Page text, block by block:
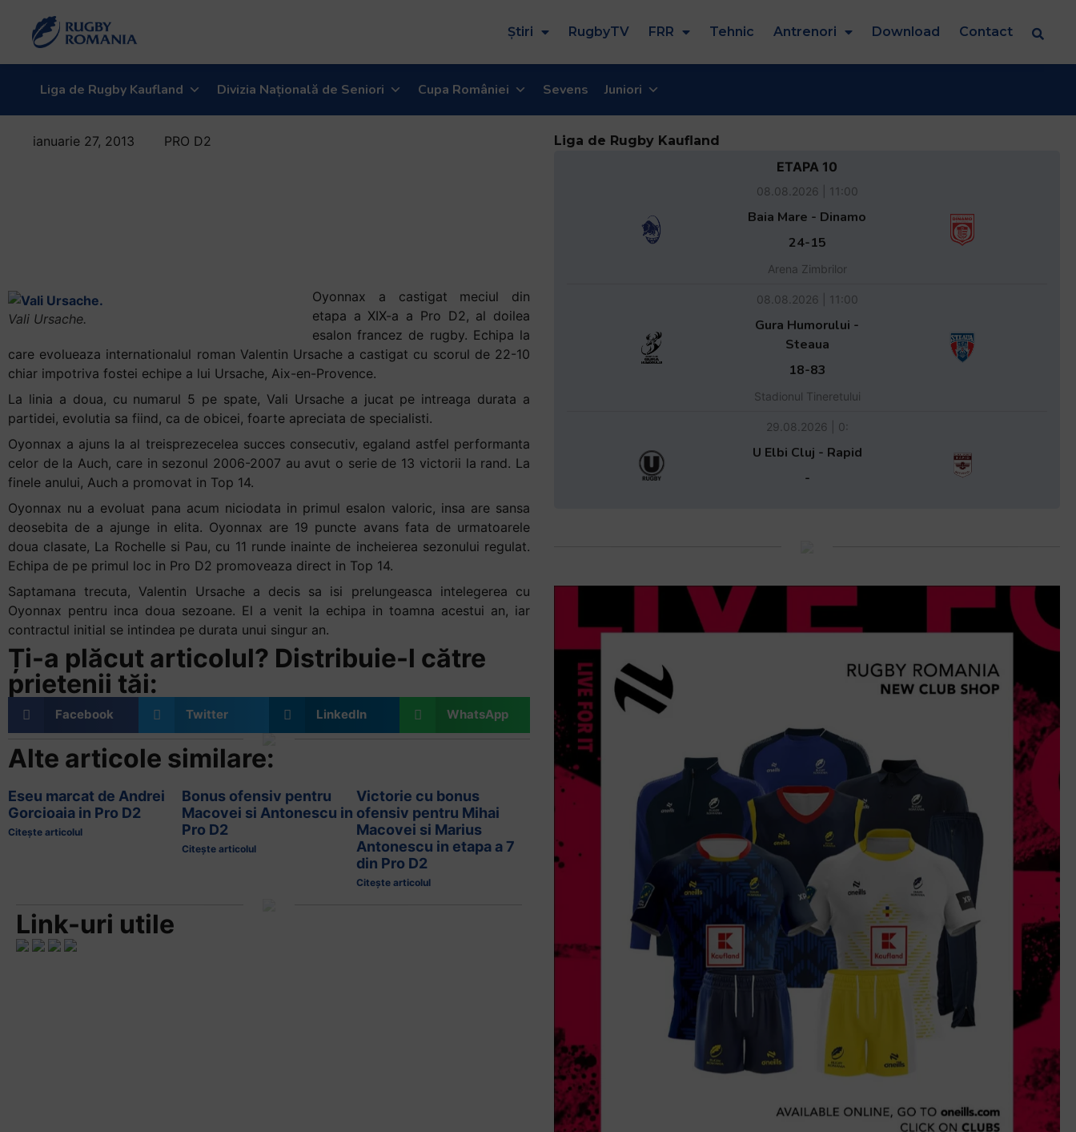
Știri RugbyTV FRR Tehnic Antrenori Download Contact
Liga de Rugby Kaufland Divizia Națională de Seniori Cupa României Sevens Juniori
ianuarie 27, 2013 PRO D2
Vali Ursache.
Oyonnax a castigat meciul din
etapa a XIX-a a Pro D2, al doilea
esalon francez de rugby. Echipa la
care evolueaza internationalul roman Valentin Ursache a castigat cu scorul de 22-10
chiar impotriva fostei echipe a lui Ursache, Aix-en-Provence.
La linia a doua, cu numarul 5 pe spate, Vali Ursache a jucat pe intreaga durata a
partidei, evolutia sa fiind, ca de obicei, foarte apreciata de specialisti.
Oyonnax a ajuns la al treisprezecelea succes consecutiv, egaland astfel performanta
celor de la Auch, care in sezonul 2006-2007 au avut o serie de 13 victorii la rand. La
finele anului, Auch a promovat in Top 14.
Oyonnax nu a evoluat pana acum niciodata in primul esalon valoric, insa are sansa
deosebita de a ajunge in elita. Oyonnax are 19 puncte avans fata de urmatoarele
doua clasate, La Rochelle si Pau, cu 11 runde inainte de incheierea sezonului regulat.
Echipa de pe primul loc in Pro D2 promoveaza direct in Top 14.
Saptamana trecuta, Valentin Ursache a decis sa isi prelungeasca intelegerea cu
Oyonnax pentru inca doua sezoane. El a venit la echipa in toamna acestui an, iar
contractul initial se intindea pe durata unui singur an.
Ți-a plăcut articolul? Distribuie-l către
prietenii tăi:
Facebook Twitter LinkedIn WhatsApp
Alte articole similare:
Eseu marcat de Andrei
Gorcioaia in Pro D2
Citește articolul
Bonus ofensiv pentru
Macovei si Antonescu in
Pro D2
Citește articolul
Victorie cu bonus
ofensiv pentru Mihai
Macovei si Marius
Antonescu in etapa a 7
din Pro D2
Citește articolul
Link-uri utile
Liga de Rugby Kaufland
ETAPA 10
08.08.2026 | 11:00
Baia Mare - Dinamo
24-15
Arena Zimbrilor
08.08.2026 | 11:00
Gura Humorului -
Steaua
18-83
Stadionul Tineretului
29.08.2026 | 0:
U Elbi Cluj - Rapid
-